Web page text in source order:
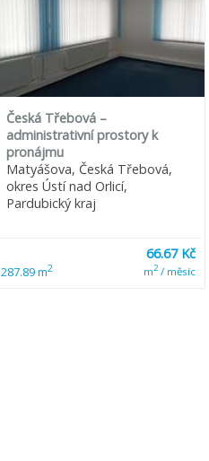
Česká Třebová –
administrativní prostory k
pronájmu
Matyášova, Česká Třebová,
okres Ústí nad Orlicí,
Pardubický kraj
287.89 m2
66.67 Kč
m2/ měsíc